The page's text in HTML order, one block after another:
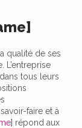
qualité de ses
L’entreprise
tous leurs
faire et à
répond aux